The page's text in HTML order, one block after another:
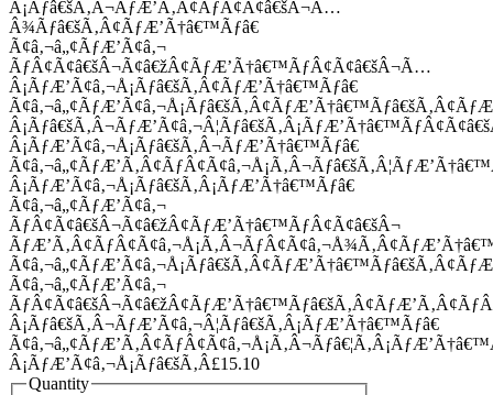
Â¡Ãƒâ€šÃ‚Â¬ÃƒÆ’Ã‚Â¢ÃƒÂ¢Ã¢â€šÂ¬Ã…
Â¾Ãƒâ€šÃ‚Â¢ÃƒÆ’Ã†â€™Ãƒâ€
Ã¢â‚¬â„¢ÃƒÆ’Ã¢â‚¬
ÃƒÂ¢Ã¢â€šÂ¬Ã¢â€žÂ¢ÃƒÆ’Ã†â€™ÃƒÂ¢Ã¢â€šÂ¬Ã…
Â¡ÃƒÆ’Ã¢â‚¬Å¡Ãƒâ€šÃ‚Â¢ÃƒÆ’Ã†â€™Ãƒâ€
Â¡ÃƒÆ’Ã¢â‚¬Å¡Ãƒâ€šÃ‚Â¬ÃƒÆ’Ã†â€™Ãƒâ€
Â¡ÃƒÆ’Ã¢â‚¬Å¡Ãƒâ€šÃ‚Â¡ÃƒÆ’Ã†â€™Ãƒâ€
Ã¢â‚¬â„¢ÃƒÆ’Ã¢â‚¬
ÃƒÂ¢Ã¢â€šÂ¬Ã¢â€žÂ¢ÃƒÆ’Ã†â€™ÃƒÂ¢Ã¢â€šÂ¬
Ã¢â‚¬â„¢ÃƒÆ’Ã¢â‚¬
Â¡Ãƒâ€šÃ‚Â¬ÃƒÆ’Ã¢â‚¬Â¦Ãƒâ€šÃ‚Â¡ÃƒÆ’Ã†â€™Ãƒâ€
Â¡ÃƒÆ’Ã¢â‚¬Å¡Ãƒâ€šÃ‚Â£15.10
Quantity